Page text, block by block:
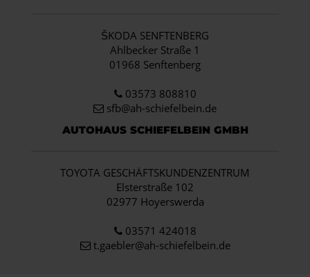
ŠKODA SENFTENBERG
Ahlbecker Straße 1
01968 Senftenberg
03573 808810
sfb@ah-schiefelbein.de
AUTOHAUS SCHIEFELBEIN GMBH
TOYOTA GESCHÄFTSKUNDENZENTRUM
Elsterstraße 102
02977 Hoyerswerda
03571 424018
t.gaebler@ah-schiefelbein.de